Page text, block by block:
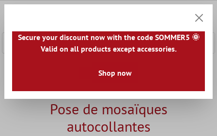
Panier
Guide - lequel est le bon?
Pose de mosaïques
autocollantes
Secure your discount now with the code SOMMER5 🌞
Valid on all products except accessories.
Shop now